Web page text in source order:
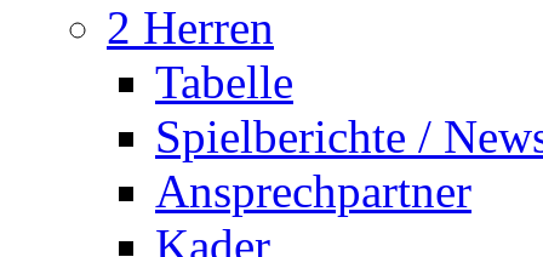
2 Herren
Tabelle
Spielberichte /
Ansprechpartner
Kader